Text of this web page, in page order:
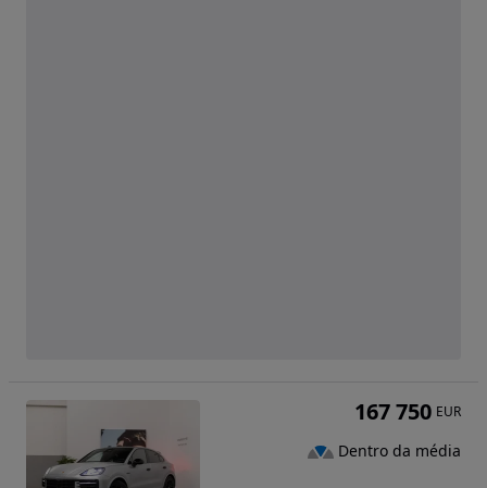
167 750 EUR
Dentro da média